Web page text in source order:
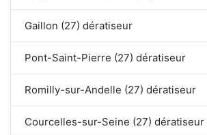
Gaillon (27) dératiseur
Pont-Saint-Pierre (27) dératiseur
Romilly-sur-Andelle (27) dératiseur
Courcelles-sur-Seine (27) dératiseur